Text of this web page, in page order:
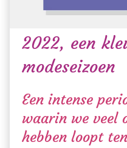
2022, een
modeseizoen
Een intense
waarin we veel
hebben loopt